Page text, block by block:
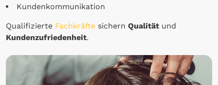
Kundenkommunikation
Qualifizierte Fachkräfte sichern Qualität und
Kundenzufriedenheit.